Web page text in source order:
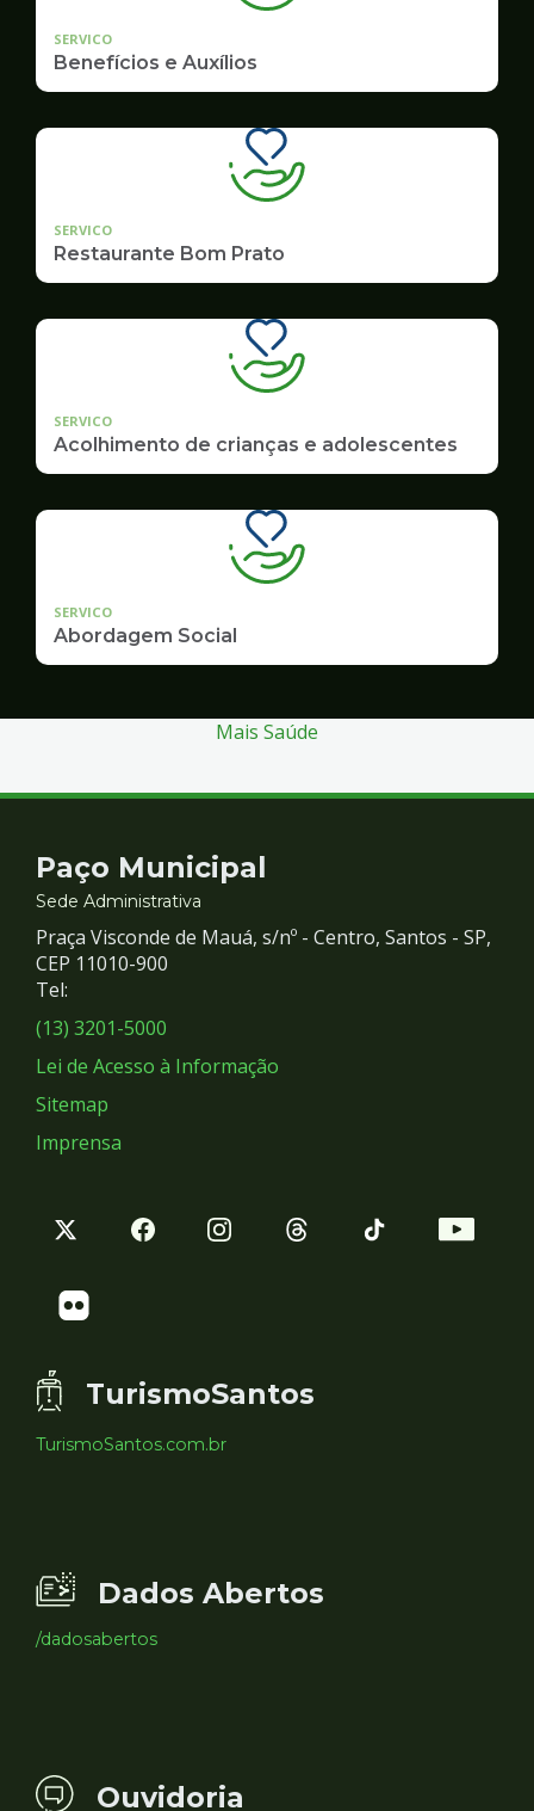
SERVICO
Benefícios e Auxílios
SERVICO
Restaurante Bom Prato
SERVICO
Acolhimento de crianças e adolescentes
SERVICO
Abordagem Social
Mais Saúde
Contato
e
Redes
Sociais
Paço Municipal
Sede Administrativa
Praça Visconde de Mauá, s/nº - Centro, Santos - SP,
CEP 11010-900
Tel:
(13) 3201-5000
Lei de Acesso à Informação
Sitemap
Imprensa
TurismoSantos
TurismoSantos.com.br
Dados Abertos
/dadosabertos
Ouvidoria